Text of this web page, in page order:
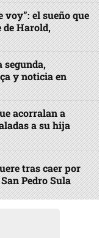
voy”: el sueño que
de Harold,
segunda,
y noticia en
acorralan a
a su hija
tras caer por
Pedro Sula